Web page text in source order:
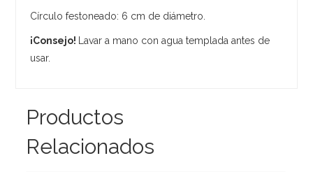
Círculo festoneado: 6 cm de diámetro.
¡Consejo!
Lavar a mano con agua templada antes de
usar.
Productos
Relacionados